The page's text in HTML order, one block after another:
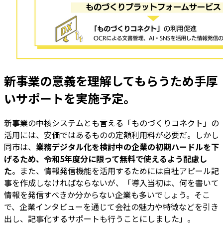
新事業の意義を理解してもらうため手厚
いサポートを実施予定。
新事業の中核システムとも言える「ものづくりコネクト」の
活用には、安価ではあるものの定額利用料が必要だ。しかし
同市は、 業務デジタル化を検討中の企業の初期ハードルを下
げるため、令和5年度分に限って無料で使えるよう配慮し
た。また、情報発信機能を活用するためには自社アピール記
事を作成しなければならないが、「導入当初は、何を書いて
情報を発信すべきか分からない企業も多いでしょう。そこ
で、企業インタビューを通じて会社の魅力や特徴などを引き
出し、記事化するサポートも行うことにしました」。